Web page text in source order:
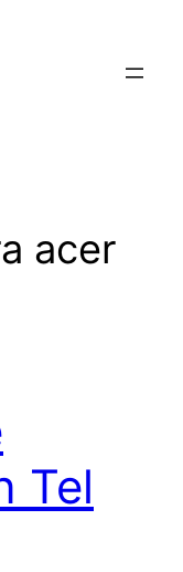
acer
Tel